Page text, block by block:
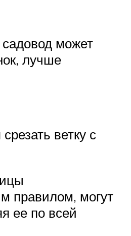
может
лучше
ветку с
правилом, могут
ее по всей